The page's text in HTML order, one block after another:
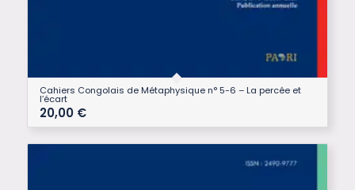
Cahiers Congolais de Métaphysique n° 5-6 – La percée et
l’écart
20,00 €